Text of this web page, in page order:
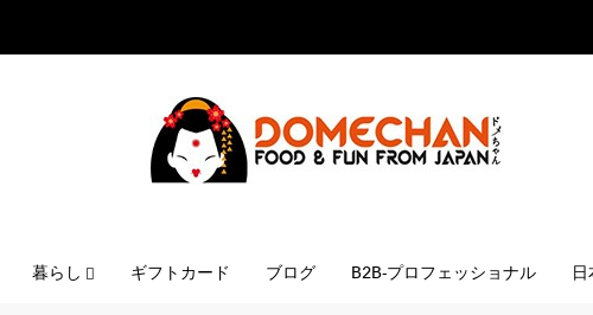
暮らし ギフトカード ブログ B2B-プロフェッショナル